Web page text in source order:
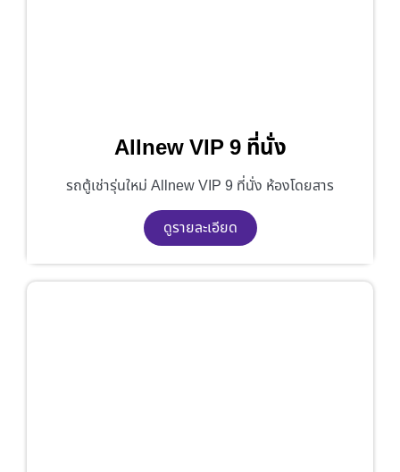
Allnew VIP 9 ที่นั่ง
รถตู้เช่ารุ่นใหม่ Allnew VIP 9 ที่นั่ง ห้องโดยสาร
ดูรายละเอียด